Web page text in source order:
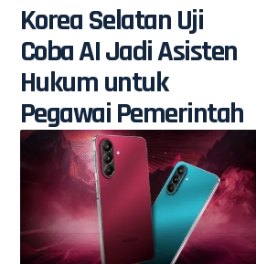
Korea Selatan Uji
Coba AI Jadi Asisten
Hukum untuk
Pegawai Pemerintah